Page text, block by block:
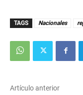
TAGS Nacionales
Artículo anterior